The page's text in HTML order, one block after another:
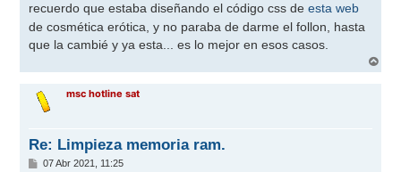
e
recuerdo que estaba diseñando el código css deesta web
de cosmética erótica, y no paraba de darme el follon, hasta
que la cambié y ya esta... es lo mejor en esos casos.
r
msc hotline sat
Re: Limpieza memoria ram.
M
07 Abr 2021, 11:25